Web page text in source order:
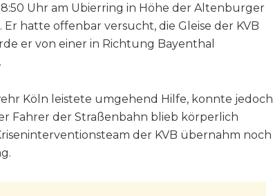
Uhr am Ubierring in Höhe der Altenburger
hatte offenbar versucht, die Gleise der KVB
er von einer in Richtung Bayenthal
Köln leistete umgehend Hilfe, konnte jedoch
Fahrer der Straßenbahn blieb körperlich
der KVB übernahm noch